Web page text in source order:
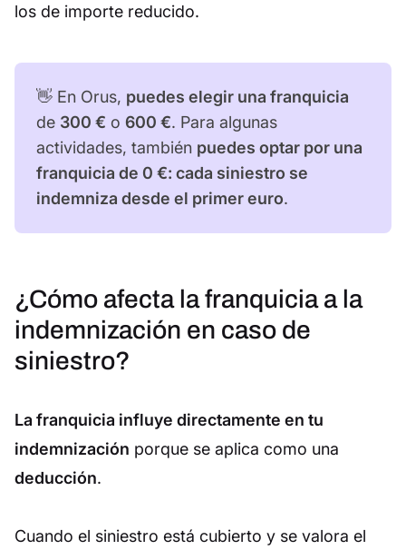
los de importe reducido.
👋 En Orus, puedes elegir una franquicia
de 300 € o 600 €. Para algunas
actividades, también puedes optar por una
franquicia de 0 €: cada siniestro se
indemniza desde el primer euro.
¿Cómo afecta la franquicia a la
indemnización en caso de
siniestro?
La franquicia influye directamente en tu
indemnización porque se aplica como una
deducción.
Cuando el siniestro está cubierto y se valora el